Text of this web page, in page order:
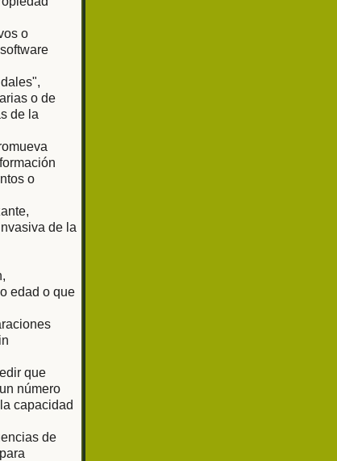
o
o de
de la
o
de la
edad o que
que
número
capacidad
de